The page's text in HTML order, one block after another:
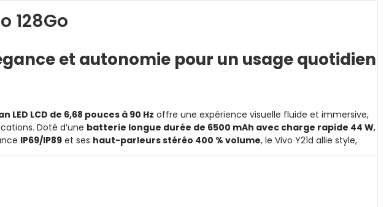
128Go
et autonomie pour un usage quotidien
LED LCD de 6,68 pouces à 90 Hz offre une expérience visuelle fluide et immersive,
Doté d’une batterie longue durée de 6500 mAh avec charge rapide 44 W,
IP69/IP89 et ses haut-parleurs stéréo 400 % volume, le Vivo Y21d allie style,